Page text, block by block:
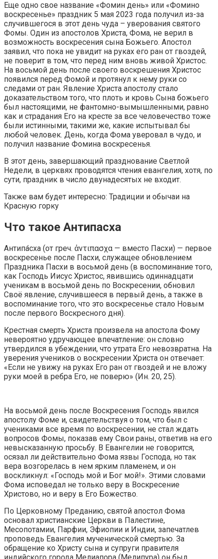
Еще одно свое название «Фомин день» или «Фомино
воскресенье» праздник 5 мая 2023 года получил из-за
случившегося в этот день чуда – уверования святого
Фомы. Один из апостолов Христа, Фома, не верил в
возможность воскресения сына Божьего. Апостол
заявил, что пока не увидит на руках его ран от гвоздей,
не поверит в том, что перед ним вновь живой Христос.
На восьмой день после своего воскрешения Христос
появился перед Фомой и протянул к нему руки со
следами от ран. Явление Христа апостолу стало
доказательством того, что плоть и кровь Сына божьего
был настоящими, не фантомно-вымышленными, равно
как и страдания Его на кресте за все человечество тоже
были истинными, такими же, какие испытывал бы
любой человек. День, когда Фома уверовал в чудо, и
получил название Фомина воскресенья.
В этот день, завершающий празднование Светлой
Недели, в церквях проводятся чтения евангелия, хотя, по
сути, праздник в число двунадесятых не входит.
Также вам будет интересно: Традиции и обычаи на
Красную горку
Что такое Антипасха
Антипа́сха (от греч. ἀντιπασχα — вместо Пасхи) — первое
воскресенье после Пасхи, служащее обновлением
Праздника Пасхи в восьмой день (в воспоминание того,
как Господь Иисус Христос, явившись одиннадцати
ученикам в восьмой день по Воскресении, обновил
Своё явление, случившееся в первый день, а также в
воспоминание того, что это воскресенье стало Новым
после первого Воскресного дня).
Крестная смерть Христа произвела на апостола Фому
невероятно удручающее впечатление: он словно
утвердился в убеждении, что утрата Его невозвратна. На
уверения учеников о воскресении Христа он отвечает:
«Если не увижу на руках Его ран от гвоздей и не вложу
руки моей в ребра Его, не поверю» (Ин. 20, 25).
На восьмой день после Воскресения Господь явился
апостолу Фоме и, свидетельствуя о том, что был с
учениками все время по воскресении, не стал ждать
вопросов Фомы, показав ему Свои раны, ответив на его
невысказанную просьбу. В Евангелии не говорится,
осязал ли действительно Фома язвы Господа, но так
вера возгорелась в нем ярким пламенем, и он
воскликнул: «Господь мой и Бог мой!». Этими словами
Фома исповедал не только веру в Воскресение
Христово, но и веру в Его Божество.
По Церковному Преданию, святой апостол Фома
основал христианские Церкви в Палестине,
Месопотамии, Парфии, Эфиопии и Индии, запечатлев
проповедь Евангелия мученической смертью. За
обращение ко Христу сына и супруги правителя